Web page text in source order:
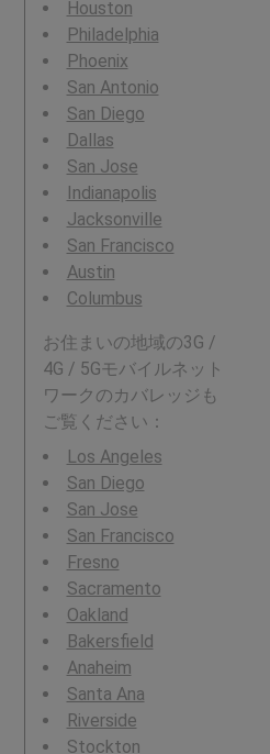
Houston
Philadelphia
Phoenix
San Antonio
San Diego
Dallas
San Jose
Indianapolis
Jacksonville
San Francisco
Austin
Columbus
お住まいの地域の3G /
4G / 5Gモバイルネット
ワークのカバレッジも
ご覧ください：
Los Angeles
San Diego
San Jose
San Francisco
Fresno
Sacramento
Oakland
Bakersfield
Anaheim
Santa Ana
Riverside
Stockton